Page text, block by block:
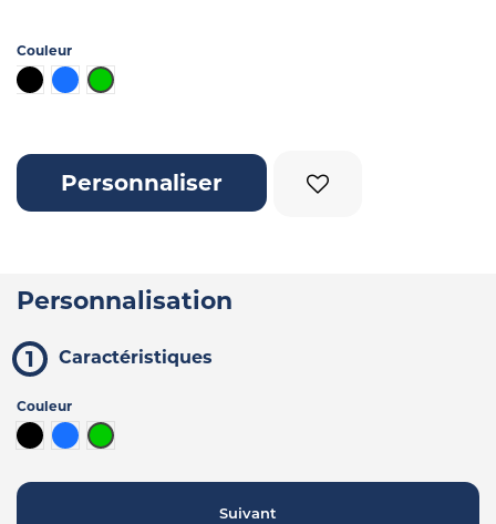
Couleur
Noir
Bleu Vert clair
Personnaliser
Personnalisation
Caractéristiques
Couleur
Noir
Bleu Vert clair
Suivant